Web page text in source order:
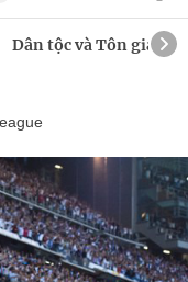
Dân tộc và Tôn giáo